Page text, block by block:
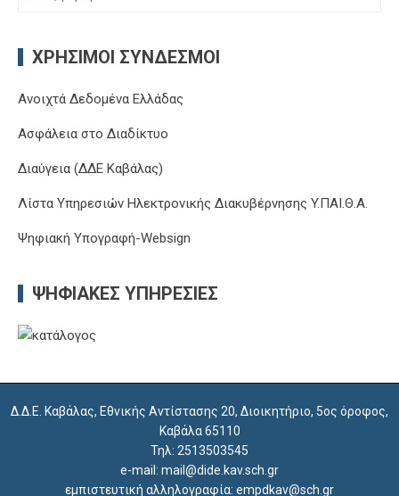
ΧΡΉΣΙΜΟΙ ΣΎΝΔΕΣΜΟΙ
Ανοιχτά Δεδομένα Ελλάδας
Ασφάλεια στο Διαδίκτυο
Διαύγεια (ΔΔΕ Καβάλας)
Λίστα Υπηρεσιών Ηλεκτρονικής Διακυβέρνησης Y.ΠΑΙ.Θ.Α.
Ψηφιακή Υπογραφή-Websign
ΨΗΦΙΑΚΈΣ ΥΠΗΡΕΣΊΕΣ
Δ.Δ.Ε. Καβάλας, Εθνικής Αντίστασης 20, Διοικητήριο, 5ος όροφος,
Καβάλα 65110
Τηλ: 2513503545
e-mail: mail@dide.kav.sch.gr
εμπιστευτική αλληλογραφία: empdkav@sch.gr